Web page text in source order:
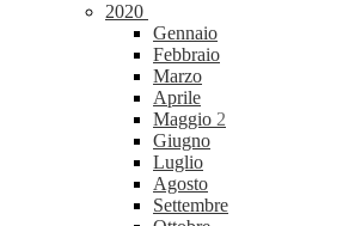
2020
Gennaio
Febbraio
Marzo
Aprile
Maggio 2
Giugno
Luglio
Agosto
Settembre